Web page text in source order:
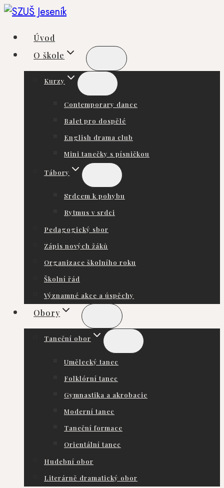
Přeskočit
obsah
Úvod
O škole
Kurzy
Contemporary dance
Balet pro dospělé
English drama club
Mini tanečky s písničkou
Tábory
Srdcem k pohybu
Rytmus v srdci
Pedagogický sbor
Zápis nových žáků
Organizace školního roku
Školní řád
Významné akce a úspěchy
Obory
Taneční obor
Umělecký tanec
Folklórní tanec
Gymnastika a akrobacie
Moderní tanec
Taneční formace
Orientální tanec
Hudební obor
Literárně dramatický obor